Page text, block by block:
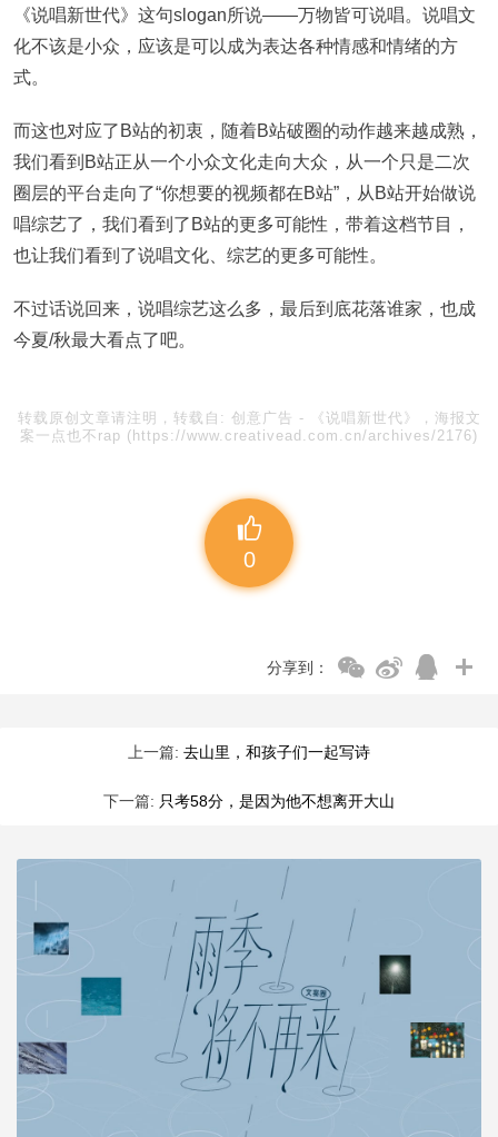
《说唱新世代》这句slogan所说——万物皆可说唱。说唱文
化不该是小众，应该是可以成为表达各种情感和情绪的方
式。
而这也对应了B站的初衷，随着B站破圈的动作越来越成熟，
我们看到B站正从一个小众文化走向大众，从一个只是二次
圈层的平台走向了“你想要的视频都在B站”，从B站开始做说
唱综艺了，我们看到了B站的更多可能性，带着这档节目，
也让我们看到了说唱文化、综艺的更多可能性。
不过话说回来，说唱综艺这么多，最后到底花落谁家，也成
今夏/秋最大看点了吧。
转载原创文章请注明，转载自: 创意广告 -
《说唱新世代》，海报文
案一点也不rap (https://www.creativead.com.cn/archives/2176)
0
分享到：
上一篇: 去山里，和孩子们一起写诗
下一篇: 只考58分，是因为他不想离开大山